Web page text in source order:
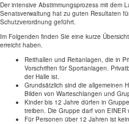
Der intensive Abstimmungsprozess mit dem
Senatsverwaltung hat zu guten Resultaten
Schutzverordnung geführt.
Im Folgenden finden Sie eine kurze
erreicht haben.
Reithallen und Reitanlagen, die in
Vorschriften für Sportanlagen.
der Halle ist.
Grundsätzlich sind die allgemeinen
Bilden von Warteschlangen und
Kinder bis 12 Jahre dürfen in
treiben. Die Gruppe darf von
Für Personen über 12 Jahren ist